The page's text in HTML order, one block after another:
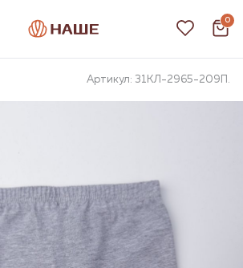
0
Артикул: 31КЛ-2965-209П.